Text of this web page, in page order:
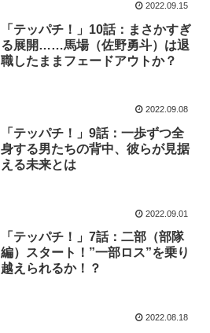
2022.09.15
「テッパチ！」10話：まさかすぎ
る展開……馬場（佐野勇斗）は退
職したままフェードアウトか？
2022.09.08
「テッパチ！」9話：一歩ずつ全
身する男たちの背中、彼らが見据
える未来とは
2022.09.01
「テッパチ！」7話：二部（部隊
編）スタート！”一部ロス”を乗り
越えられるか！？
2022.08.18